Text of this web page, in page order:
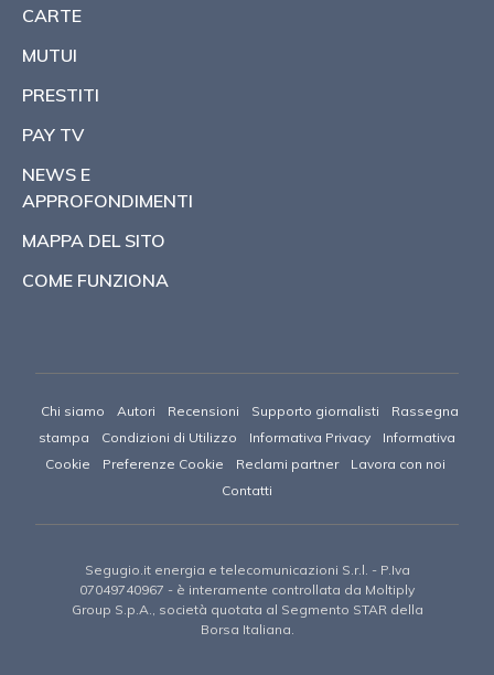
CARTE
MUTUI
PRESTITI
PAY TV
NEWS E
APPROFONDIMENTI
MAPPA DEL SITO
COME FUNZIONA
Chi siamo Autori Recensioni Supporto giornalisti
Rassegna
stampa
Condizioni di Utilizzo Informativa Privacy
Informativa
Cookie
Preferenze Cookie Reclami partner
Lavora con noi
Contatti
Segugio.it energia e telecomunicazioni S.r.l. - P.Iva
07049740967 - è interamente controllata da Moltiply
Group S.p.A., società quotata al Segmento STAR della
Borsa Italiana.